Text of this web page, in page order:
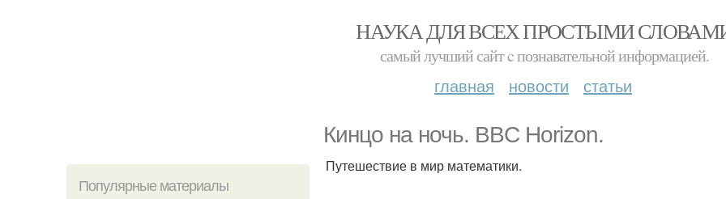
НАУКА ДЛЯ ВСЕХ ПРОСТЫМИ
самый лучший сайт c познавательной информацией.
главная новости статьи
Кинцо на ночь. BBC Horizon.
Популярные материалы
Путешествие в мир математики.